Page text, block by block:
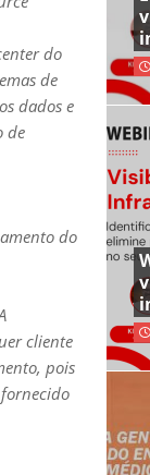
do
de
dados e
de
do
cliente
pois